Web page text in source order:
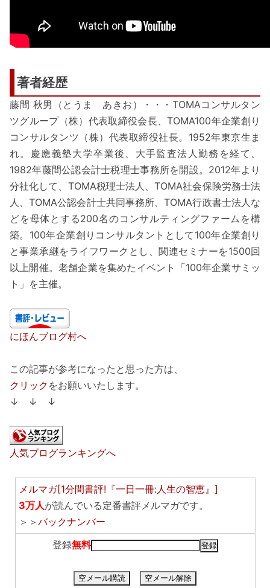
著者経歴
藤間 秋男（とうま あきお）・・・TOMAコンサルタン
ツグループ（株）代表取締役会長、TOMA100年企業創り
コンサルタンツ（株）代表取締役社長。1952年東京生ま
れ。慶應義塾大学卒業後、大手監査法人勤務を経て、
1982年藤間公認会計士税理士事務所を開設。2012年より
分社化して、TOMA税理士法人、TOMA社会保険労務士法
人、TOMA公認会計士共同事務所、TOMA行政書士法人な
どを母体とする200名のコンサルティングファームを構
築。100年企業創りコンサルタントとして100年企業創り
と事業承継をライフワークとし、関連セミナーを1500回
以上開催。老舗企業を集めたイベント「100年企業サミッ
ト」を主催。
にほんブログ村へ
この記事が参考になったと思った方は、
クリック をお願いいたします。
↓ ↓ ↓
人気ブログランキングへ
メルマガ[1分間書評!『一日一冊:人生の智恵』]
3万人が読んでいる定番書評メルマガです。
＞＞ バックナンバー
登録無料
空メール購読 空メール解除